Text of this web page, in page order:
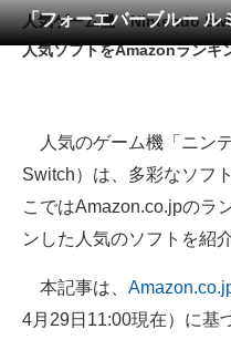
工具・DIY
釣り具・釣り用品
食器・グラス・カトラリー
「フォーエバーブルー ル
人気ゲーム機「Nintendo
人気ソフトをAmazonランキ
人気のゲーム機「ニン
Switch）は、多彩なソフ
こではAmazon.co.jpのラ
ンした人気のソフトを紹
本記事は、
4月29日11:00現在）に基